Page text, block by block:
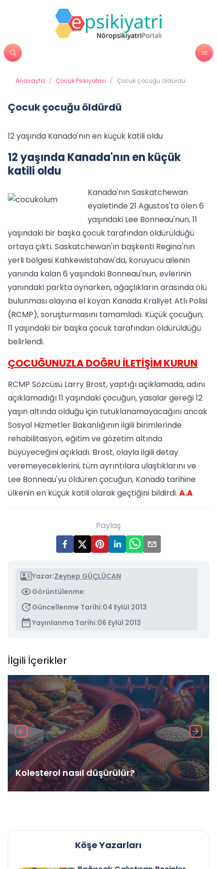
Anasayfa / Çocuk Psikiyatrisi / Çocuk çocuğu öldürdü
Çocuk çocuğu öldürdü
12 yaşında Kanada'nın en küçük katili oldu
12 yaşında Kanada'nın en küçük
katili oldu
Kanada'nın Saskatchewan
eyaletinde 21 Agustos'ta ölen 6
yaşındaki Lee Bonneau'nun, 11
yaşındaki bir başka çocuk tarafından öldürüldüğü
ortaya çıktı. Saskatchewan'ın başkenti Regina'nın
yerli bölgesi Kahkewistahaw'da, koruyucu ailenin
yanında kalan 6 yaşındaki Bonneau'nun, evlerinin
yanındaki parkta oynarken, ağaçlıkların arasında ölü
bulunması olayına el koyan Kanada Kraliyet Atlı Polisi
(RCMP), soruşturmasını tamamladı. Küçük çocuğun,
11 yaşındaki bir başka çocuk tarafından öldürüldüğü
belirlendi.
ÇOCUĞUNUZLA DOĞRU İLETİŞİM KURUN
RCMP Sözcüsü Larry Brost, yaptığı açıklamada, adını
açıklamadığı 11 yaşındaki çocuğun, yasalar gereği 12
yaşın altında olduğu için tutuklanamayacağını ancak
Sosyal Hizmetler Bakanlığının ilgili birimlerinde
rehabilitasyon, eğitim ve gözetim altında
büyüyeceğini açıkladı. Brost, olayla ilgili detay
veremeyeceklerini, tüm ayrıntılara ulaştıklarını ve
Lee Bonneau'yu öldüren çocuğun, Kanada tarihine
ülkenin en küçük katili olarak geçtiğini bildirdi. A.A
Paylaş
Yazar:Zeynep GÜÇLÜCAN
Görüntülenme:
Güncellenme Tarihi:04 Eylül 2013
Yayınlanma Tarihi:06 Eylül 2013
İlgili İçerikler
Kolesterol nasıl düşürülür?
Köşe Yazarları